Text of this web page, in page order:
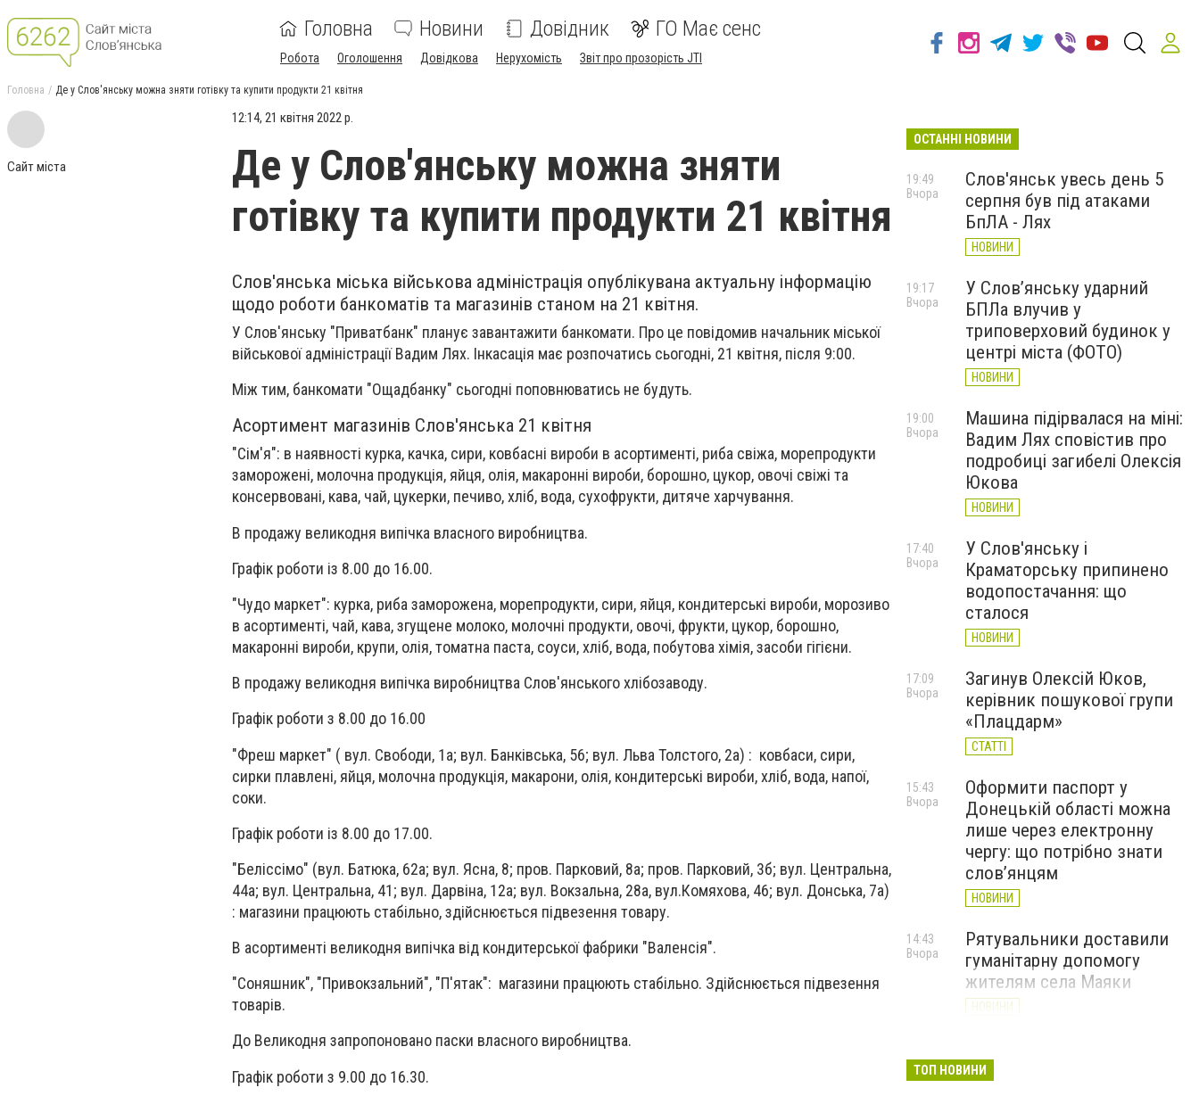
Головна Новини Довідник ГО Має сенс
Робота Оголошення Довідкова Нерухомість Звіт про прозорість JTI
Головна Де у Слов'янську можна зняти готівку та купити продукти 21 квітня
Сайт міста
12:14, 21 квітня 2022 р.
Де у Слов'янську можна зняти
готівку та купити продукти 21 квітня
Слов'янська міська військова адміністрація опублікувана актуальну інформацію
щодо роботи банкоматів та магазинів станом на 21 квітня.
У Слов'янську "Приватбанк" планує завантажити банкомати. Про це повідомив начальник міської
військової адміністрації Вадим Лях. Інкасація має розпочатись сьогодні, 21 квітня, після 9:00.
Між тим, банкомати "Ощадбанку" сьогодні поповнюватись не будуть.
Асортимент магазинів Слов'янська 21 квітня
"Сім'я": в наявності курка, качка, сири, ковбасні вироби в асортименті, риба свіжа, морепродукти
заморожені, молочна продукція, яйця, олія, макаронні вироби, борошно, цукор, овочі свіжі та
консервовані, кава, чай, цукерки, печиво, хліб, вода, сухофрукти, дитяче харчування.
В продажу великодня випічка власного виробництва.
Графік роботи із 8.00 до 16.00.
"Чудо маркет": курка, риба заморожена, морепродукти, сири, яйця, кондитерські вироби, морозиво
в асортименті, чай, кава, згущене молоко, молочні продукти, овочі, фрукти, цукор, борошно,
макаронні вироби, крупи, олія, томатна паста, соуси, хліб, вода, побутова хімія, засоби гігієни.
В продажу великодня випічка виробництва Слов'янського хлібозаводу.
Графік роботи з 8.00 до 16.00
"Фреш маркет" ( вул. Свободи, 1а; вул. Банківська, 56; вул. Льва Толстого, 2а) : ковбаси, сири,
сирки плавлені, яйця, молочна продукція, макарони, олія, кондитерські вироби, хліб, вода, напої,
соки.
Графік роботи із 8.00 до 17.00.
"Беліссімо" (вул. Батюка, 62а; вул. Ясна, 8; пров. Парковий, 8а; пров. Парковий, 3б; вул. Центральна,
44а; вул. Центральна, 41; вул. Дарвіна, 12а; вул. Вокзальна, 28а, вул.Комяхова, 46; вул. Донська, 7а)
: магазини працюють стабільно, здійснюється підвезення товару.
В асортименті великодня випічка від кондитерської фабрики "Валенсія".
"Соняшник", "Привокзальний", "П'ятак": магазини працюють стабільно. Здійснюється підвезення
товарів.
До Великодня запропоновано паски власного виробництва.
Графік роботи з 9.00 до 16.30.
ОСТАННІ НОВИНИ
Слов'янськ увесь день 5
серпня був під атаками
БпЛА - Лях
НОВИНИ
19:49
Вчора
У Слов’янську ударний
БПЛа влучив у
триповерховий будинок у
центрі міста (ФОТО)
НОВИНИ
19:17
Вчора
Машина підірвалася на міні:
Вадим Лях сповістив про
подробиці загибелі Олексія
Юкова
НОВИНИ
19:00
Вчора
У Слов'янську і
Краматорську припинено
водопостачання: що
сталося
НОВИНИ
17:40
Вчора
Загинув Олексій Юков,
керівник пошукової групи
«Плацдарм»
СТАТТІ
17:09
Вчора
Оформити паспорт у
Донецькій області можна
лише через електронну
чергу: що потрібно знати
слов’янцям
НОВИНИ
15:43
Вчора
Рятувальники доставили
гуманітарну допомогу
жителям села Маяки
НОВИНИ
14:43
Вчора
онлайн-акція до Дня молоді
Вчора
ТОП НОВИНИ